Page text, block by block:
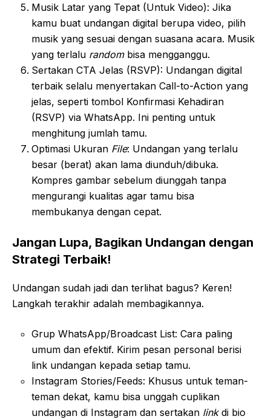
Musik Latar yang Tepat (Untuk Video): Jika
kamu buat undangan digital berupa video, pilih
musik yang sesuai dengan suasana acara. Musik
yang terlalu randombisa mengganggu.
Sertakan CTA Jelas (RSVP): Undangan digital
terbaik selalu menyertakan Call-to-Action yang
jelas, seperti tombol Konfirmasi Kehadiran
(RSVP) via WhatsApp. Ini penting untuk
menghitung jumlah tamu.
Optimasi Ukuran File: Undangan yang terlalu
besar (berat) akan lama diunduh/dibuka.
Kompres gambar sebelum diunggah tanpa
mengurangi kualitas agar tamu bisa
membukanya dengan cepat.
Jangan Lupa, Bagikan Undangan dengan
Strategi Terbaik!
Undangan sudah jadi dan terlihat bagus? Keren!
Langkah terakhir adalah membagikannya.
Grup WhatsApp/Broadcast List: Cara paling
umum dan efektif. Kirim pesan personal berisi
link undangan kepada setiap tamu.
Instagram Stories/Feeds: Khusus untuk teman-
teman dekat, kamu bisa unggah cuplikan
undangan di Instagram dan sertakan linkdi bio